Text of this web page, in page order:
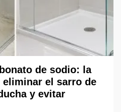
de sodio: la
eliminar el sarro de
y evitar